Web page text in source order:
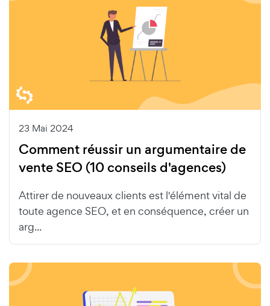
23 Mai 2024
Comment réussir un argumentaire de
vente SEO (10 conseils d'agences)
Attirer de nouveaux clients est l'élément vital de
toute agence SEO, et en conséquence, créer un
arg...